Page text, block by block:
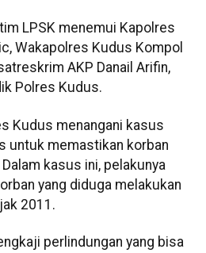
LPSK menemui Kapolres
Wakapolres Kudus Kompol
AKP Danail Arifin,
Polres Kudus.
Kudus menangani kasus
untuk memastikan korban
kasus ini, pelakunya
yang diduga melakukan
2011.
perlindungan yang bisa